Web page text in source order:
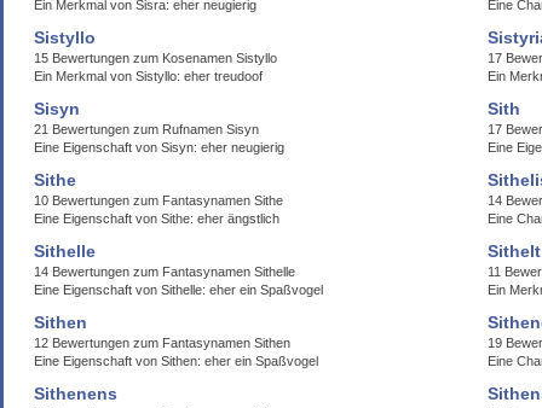
Ein Merkmal von Sisra: eher neugierig
Eine
Sistyllo
15 Bewertungen zum Kosenamen Sistyllo
Ein Merkmal von Sistyllo: eher treudoof
17
Ein
Sisyn
21 Bewertungen zum Rufnamen Sisyn
Eine Eigenschaft von Sisyn: eher neugierig
Sith
17
Eine
Sithe
10 Bewertungen zum Fantasynamen Sithe
Eine Eigenschaft von Sithe: eher ängstlich
14
Eine
Sithelle
14 Bewertungen zum Fantasynamen Sithelle
Eine Eigenschaft von Sithelle: eher ein Spaßvogel
11
Ein
Sithen
12 Bewertungen zum Fantasynamen Sithen
Eine Eigenschaft von Sithen: eher ein Spaßvogel
19
Eine
Sithenens